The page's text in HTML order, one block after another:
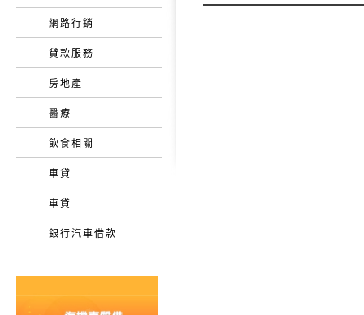
網路行銷
貸款服務
房地產
醫療
飲食相關
車貸
車貸
銀行汽車借款